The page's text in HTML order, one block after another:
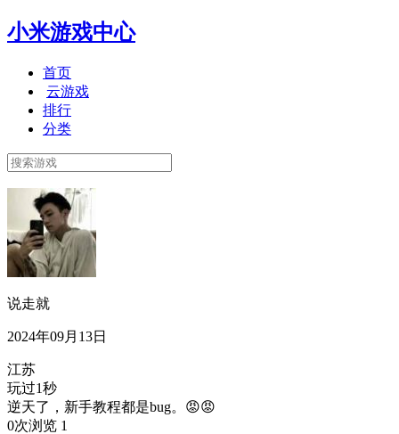
小米游戏中心
首页
云游戏
排行
分类
说走就
2024年09月13日
江苏
玩过1秒
逆天了，新手教程都是bug。😡😡
0次浏览 1